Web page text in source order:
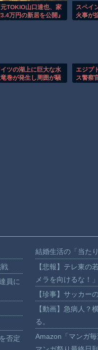
元TOKIO山口達也、家
万円の新居を公開』
スペイ
火事が
イツの湖上に巨大な水
巻が発生し周囲が騒
エジプ
ス警察
員に
否定
結婚生活の「当た
【悲報】テレ東の
メラを向けるな！
【珍事】サッカー
【動画】急病人？
る。
Amazon「マンガ